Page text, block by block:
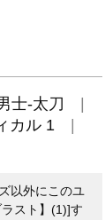
士-太刀
カル 1
以外にこのユ
スト】(1)]す